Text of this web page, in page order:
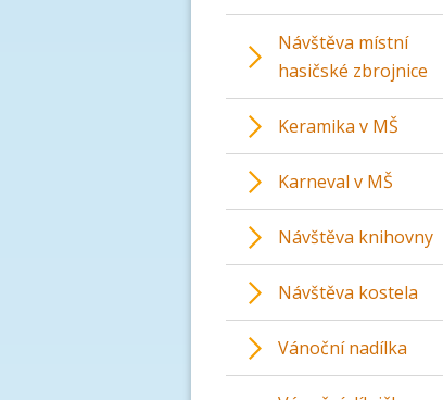
Návštěva místní
hasičské zbrojnice
Keramika v MŠ
Karneval v MŠ
Návštěva knihovny
Návštěva kostela
Vánoční nadílka